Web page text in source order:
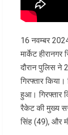
16 नवम्बर
मार्केट
दौरान पुलिस ने
गिरफ्तार
हुआ। गिरफ्तार
रैकेट की मुख्य
सिंह (49), और